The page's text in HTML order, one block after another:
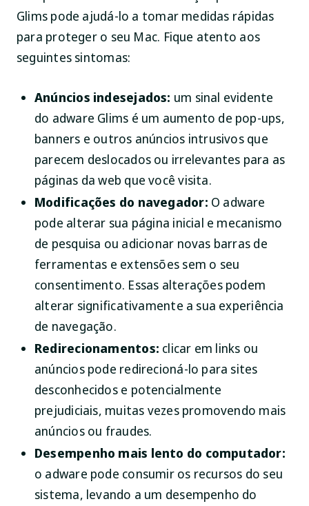
Glims pode ajudá-lo a tomar medidas rápidas
para proteger o seu Mac. Fique atento aos
seguintes sintomas:
Anúncios indesejados: um sinal evidente
do adware Glims é um aumento de pop-ups,
banners e outros anúncios intrusivos que
parecem deslocados ou irrelevantes para as
páginas da web que você visita.
Modificações do navegador: O adware
pode alterar sua página inicial e mecanismo
de pesquisa ou adicionar novas barras de
ferramentas e extensões sem o seu
consentimento. Essas alterações podem
alterar significativamente a sua experiência
de navegação.
Redirecionamentos: clicar em links ou
anúncios pode redirecioná-lo para sites
desconhecidos e potencialmente
prejudiciais, muitas vezes promovendo mais
anúncios ou fraudes.
Desempenho mais lento do computador:
o adware pode consumir os recursos do seu
sistema, levando a um desempenho do